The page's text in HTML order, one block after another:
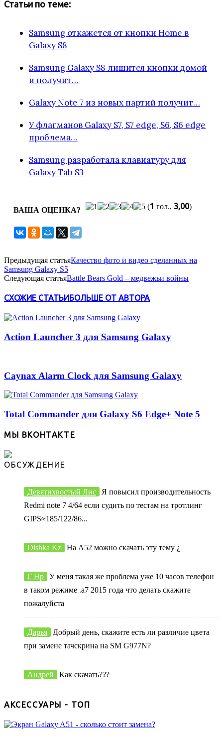
Статьи по теме:
Samsung откажется от кнопки Home в
Galaxy S8
Samsung Galaxy S8 лишится кнопки домой
и получит…
Galaxy Note 7 из новых партий получит…
У флагманов Galaxy S7, S7 edge, S6, S6 edge
проблема…
Samsung разработала клавиатуру для
Galaxy Tab S3
ВАША ОЦЕНКА? (1 гол., 3,00)
Предыдущая статьяКачество фото и видео сделанных на
Samsung Galaxy S5
Следующая статьяBattle Bears Gold – медвежьи войны
СХОЖИЕ СТАТЬИБОЛЬШЕ ОТ АВТОРА
Action Launcher 3 для Samsung Galaxy
Caynax Alarm Clock для Samsung Galaxy
Total Commander для Galaxy S6 Edge+ Note 5
МЫ ВКОНТАКТЕ
ОБСУЖДЕНИЕ
Девятихвостый Лис
Я повысил производительность
Redmi note 7 4/64 если судить по тестам на тротлинг
GIPS≈185/122/86...
Dishka Kz На А52 можно скачать эту тему ¿
Г Нр
У меня такая же проблема уже 10 часов телефон
в таком режиме .а7 2015 года что делать скажите
пожалуйста
Дарья
Добрый день, скажите есть ли различие цвета
при замене тачскрина на SM G977N?
Андрей Как скачать???
АКСЕССУАРЫ - ТОП